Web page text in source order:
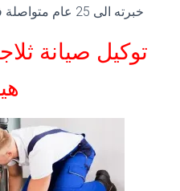
خبرته الى 25 عام متواصلة فى صيانة التكييف فى مصر.
توكيل صيانة